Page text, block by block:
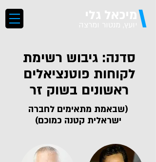
מיכאל גלי
יועץ, מנטור ומרצה\
סדנה: גיבוש רשימת
לקוחות פוטנציאלים
ראשונים בשוק זר
(שבאמת מתאימים לחברה
ישראלית קטנה כמוכם)